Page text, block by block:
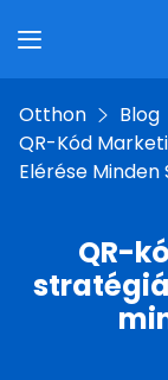
Otthon
Blog
QR-Kód
Elérése Minden
QR-